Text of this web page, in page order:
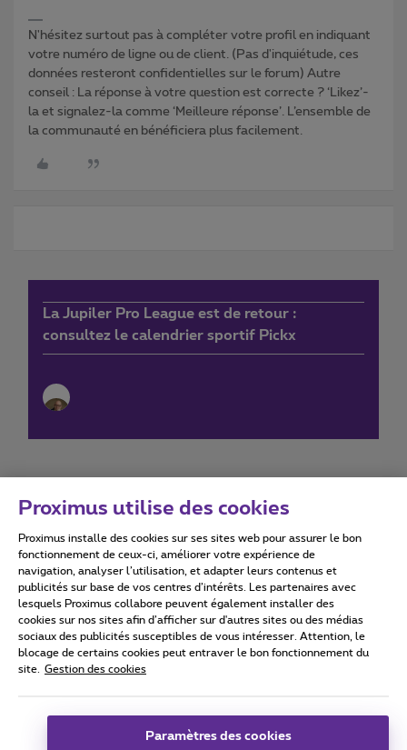
N'hésitez surtout pas à compléter votre profil en indiquant
votre numéro de ligne ou de client. (Pas d'inquiétude, ces
données resteront confidentielles sur le forum) Autre
conseil : La réponse à votre question est correcte ? ‘Likez’-
la et signalez-la comme ‘Meilleure réponse’. L’ensemble de
la communauté en bénéficiera plus facilement.
La Jupiler Pro League est de retour :
consultez le calendrier sportif Pickx
Conditions d'utilisation Accessibility statement
Tous droits réservés. © 2026 Proximus
Conditions générales, info consommateur
Coordonnées de l’entreprise
Proximus utilise des cookies
Proximus installe des cookies sur ses sites web pour assurer le bon
fonctionnement de ceux-ci, améliorer votre expérience de
navigation, analyser l’utilisation, et adapter leurs contenus et
publicités sur base de vos centres d’intérêts. Les partenaires avec
lesquels Proximus collabore peuvent également installer des
cookies sur nos sites afin d’afficher sur d'autres sites ou des médias
sociaux des publicités susceptibles de vous intéresser. Attention, le
blocage de certains cookies peut entraver le bon fonctionnement du
site.
Gestion des cookies
Paramètres des cookies